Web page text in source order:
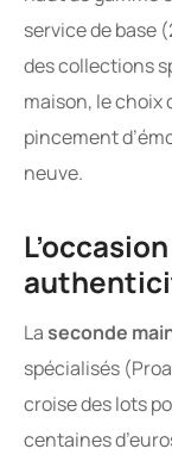
service de base
des collections
maison, le
pincement
neuve.
La seconde
spécialisés
croise des lots
centaines